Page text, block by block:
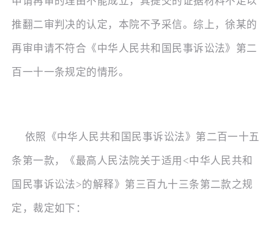
推翻二审判决的认定，本院不予采信。综上，徐某的
再审申请不符合《中华人民共和国民事诉讼法》第二
百一十一条规定的情形。
依照《中华人民共和国民事诉讼法》第二百一十五
条第一款，《最高人民法院关于适用 <中华人民共和
国民事诉讼法>的解释》第三百九十三条第二款之规
定，裁定如下：